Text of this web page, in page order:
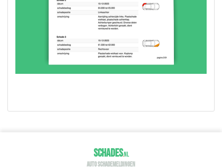
SCHADES.NL
AUTO SCHADEMELDINGEN